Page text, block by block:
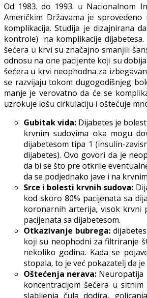
Od 1983. do 1993. u Nacionalnom
Američkim Državama je
komplikacija. Studija je
kontrole) na komplikacije
šećera u krvi su značajno smanjili
odnosu na one pacijente koji su
šećera u krvi neophodna za
se razvijaju tokom dugogodišnjeg
manje je verovatno da će se
uzrokuje lošu cirkulaciju i oštećuje
Gubitak vida: Dijabetes je
krvnim sudovima oka mogu
dijabetesom tipa 1 (insulin-
dijabetes). Ovo govori da je
da bi se što pre otkrile
da se podjednako jave i na
Srce i bolesti krvnih sudova:
kod skoro 80% pacijenata sa
koronarnih arterija, visok krvni
pacijenata sa dijabetesom.
Otkazivanje bubrega:
koji su neophodni za filtriranje
nekoliko godina. Kada se
stopala, to je već pokazatelj da
Oštećenja nerava:
koncentracijom šećera u
slabljenja čula dodira,